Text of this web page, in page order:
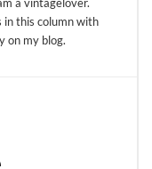
in this column with
on my blog.